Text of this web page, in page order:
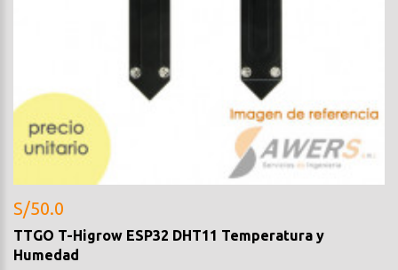
S/50.0
TTGO T-Higrow ESP32 DHT11 Temperatura y
Humedad